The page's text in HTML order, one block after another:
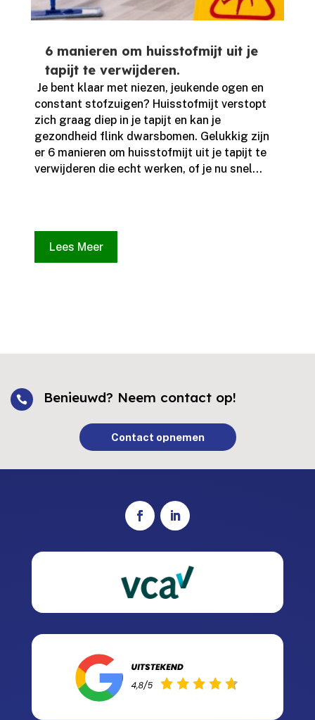
6 manieren om huisstofmijt uit je
tapijt te verwijderen.
​ Je bent klaar met niezen, jeukende ogen en
constant stofzuigen? Huisstofmijt verstopt
zich graag diep in je tapijt en kan je
gezondheid flink dwarsbomen.​ Gelukkig zijn
er 6 manieren om huisstofmijt uit je tapijt te
verwijderen die echt werken, of je nu snel...
Lees Meer
 Benieuwd? Neem contact op!
Contact opnemen